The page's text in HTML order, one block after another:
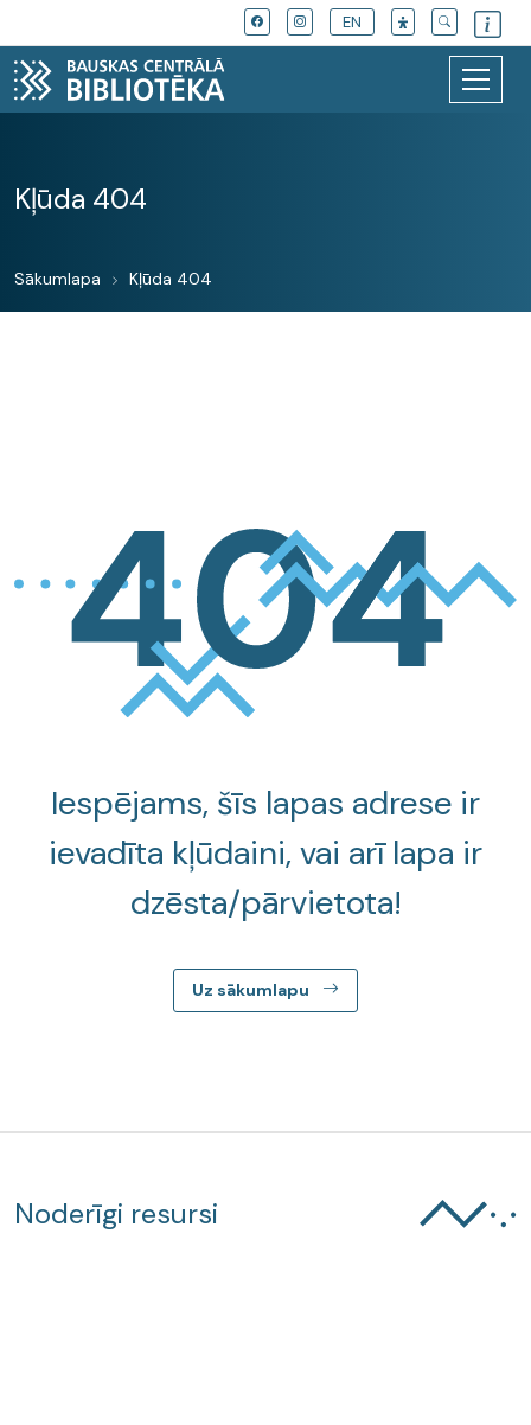
EN
Kļūda 404
Sākumlapa Kļūda 404
Iespējams, šīs lapas adrese ir
ievadīta kļūdaini, vai arī lapa ir
dzēsta/pārvietota!
Uz sākumlapu
Noderīgi resursi